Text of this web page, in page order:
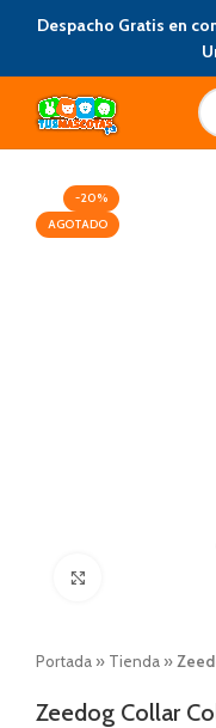
Despacho Gratis en
-20%
AGOTADO
Portada » Tienda »
Zeedog Collar